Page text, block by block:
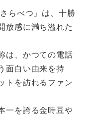
らべつ」は、十勝
放感に満ち溢れた
は、かつての電話
面白い由来を持
トを訪れるファン
一を誇る金時豆や